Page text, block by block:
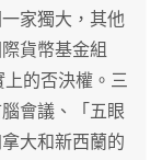
家獨大，其他
貨幣基金組
的否決權。三
會議、「五眼
大和新西蘭的